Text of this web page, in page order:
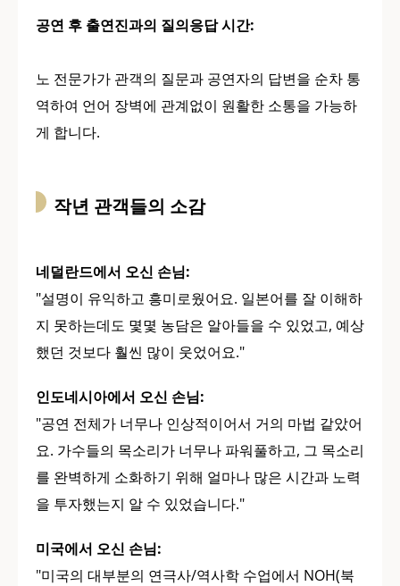
공연 후 출연진과의 질의응답 시간:
노 전문가가 관객의 질문과 공연자의 답변을 순차 통
역하여 언어 장벽에 관계없이 원활한 소통을 가능하
게 합니다.
작년 관객들의 소감
네덜란드에서 오신 손님:
"설명이 유익하고 흥미로웠어요. 일본어를 잘 이해하
지 못하는데도 몇몇 농담은 알아들을 수 있었고, 예상
했던 것보다 훨씬 많이 웃었어요."
인도네시아에서 오신 손님:
"공연 전체가 너무나 인상적이어서 거의 마법 같았어
요. 가수들의 목소리가 너무나 파워풀하고, 그 목소리
를 완벽하게 소화하기 위해 얼마나 많은 시간과 노력
을 투자했는지 알 수 있었습니다."
미국에서 오신 손님:
"미국의 대부분의 연극사/역사학 수업에서 NOH(북